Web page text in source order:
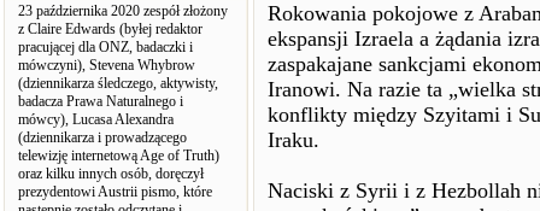
23 października 2020 zespół złożony
z Claire Edwards (byłej redaktor
pracującej dla ONZ, badaczki i
mówczyni), Stevena Whybrow
(dziennikarza śledczego, aktywisty,
badacza Prawa Naturalnego i
mówcy), Lucasa Alexandra
(dziennikarza i prowadzącego
telewizję internetową Age of Truth)
oraz kilku innych osób, doręczył
prezydentowi Austrii pismo, które
Rokowania pokojowe z
ekspansji Izraela a żądania
zaspakajane sankcjami
Iranowi. Na razie ta „wielka
konflikty między Szyitami i
Iraku.
Naciski z Syrii i z Hezbollah